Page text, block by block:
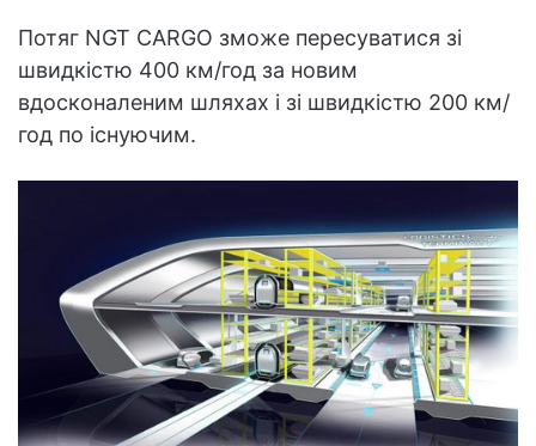
Потяг NGT CARGO зможе пересуватися зі
швидкістю 400 км/год за новим
вдосконаленим шляхах і зі швидкістю 200 км/
год по існуючим.